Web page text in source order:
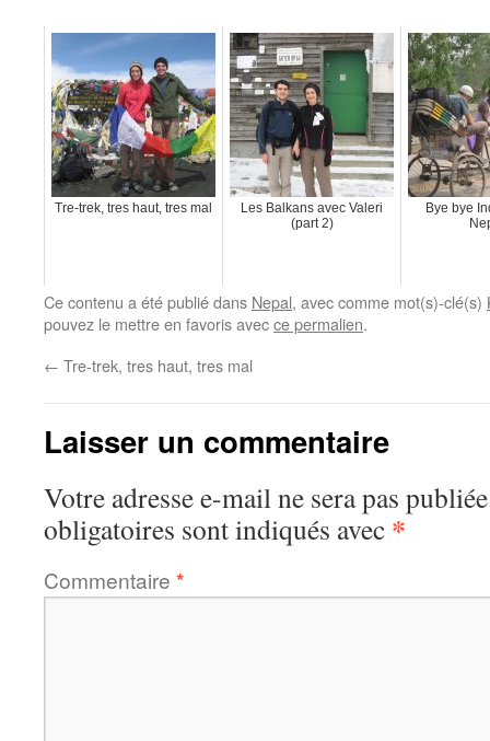
Tre-trek, tres haut, tres mal
Les Balkans avec Valeri
(part 2)
Bye bye
Ce contenu a été publié dans Nepal, avec comme mot(s)-clé(s)
pouvez le mettre en favoris avecce permalien.
← Tre-trek, tres haut, tres mal
Laisser un commentaire
Votre adresse e-mail ne sera pas
obligatoires sont indiqués avec *
Commentaire *